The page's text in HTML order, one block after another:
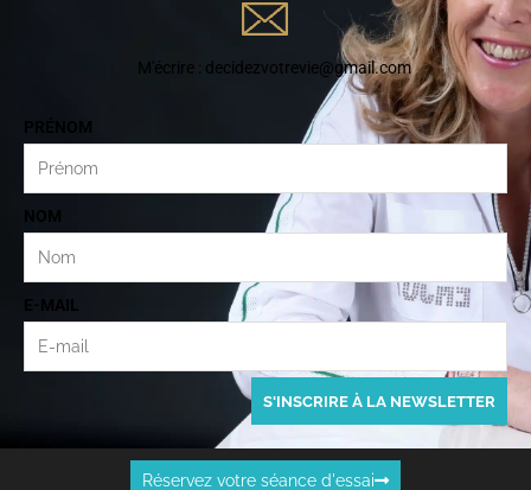
M'écrire : decidezvotrevie@gmail.com
PRÉNOM
NOM
E-MAIL
S'INSCRIRE À LA NEWSLETTER
Réservez votre séance d'essai